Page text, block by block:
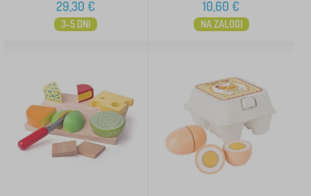
29,30 €
3-5 DNI
10,60 €
NA ZALOGI